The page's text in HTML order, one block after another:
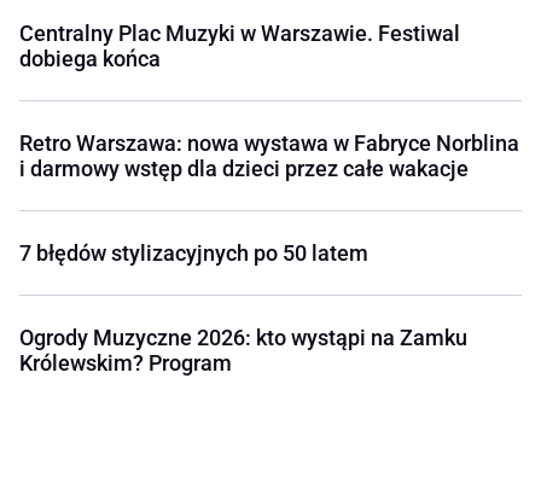
Centralny Plac Muzyki w Warszawie. Festiwal
dobiega końca
Retro Warszawa: nowa wystawa w Fabryce Norblina
i darmowy wstęp dla dzieci przez całe wakacje
7 błędów stylizacyjnych po 50 latem
Ogrody Muzyczne 2026: kto wystąpi na Zamku
Królewskim? Program